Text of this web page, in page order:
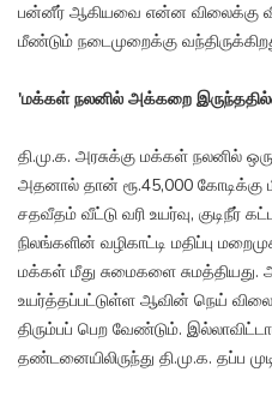
பன்னீர் ஆகியவை என்ன விலைக்கு
மீண்டும் நடைமுறைக்கு
'மக்கள் நலனில் அக்கறை
தி.மு.க. அரசுக்கு மக்கள் நலனில்
அதனால் தான் ரூ.45,000 கோடிக்கு
சதவீதம் வீட்டு வரி உயர்வு, குடிநீர்
நிலங்களின் வழிகாட்டி மதிப்பு
மக்கள் மீது சுமைகளை
உயர்த்தப்பட்டுள்ள ஆவின் நெய்
திரும்பப் பெற வேண்டும்.
தண்டனையிலிருந்து தி.மு.க. தப்ப